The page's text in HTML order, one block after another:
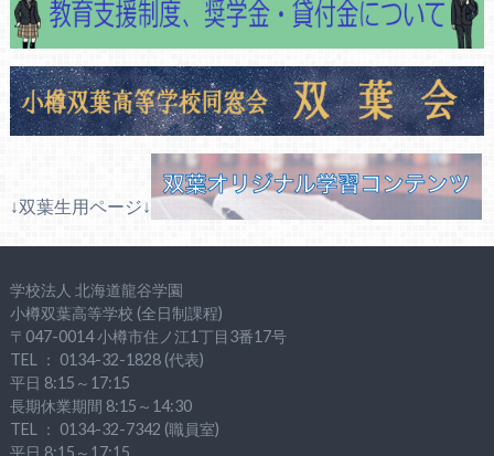
↓双葉生用ページ↓
学校法人 北海道龍谷学園
小樽双葉高等学校 (全日制課程)
〒047-0014 小樽市住ノ江1丁目3番17号
TEL ： 0134-32-1828 (代表)
平日 8:15～17:15
長期休業期間 8:15～14:30
TEL ： 0134-32-7342 (職員室)
平日 8:15～17:15